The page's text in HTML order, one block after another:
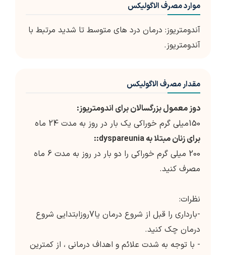
موارد مصرف الاگولیکس
آندومتريوز: درمان درد های متوسط ​​تا شديد مرتبط با
آندومتريوز.
مقدار مصرف الاگولیکس
دوز معمول بزرگسالان برای اندومتریوز:
150میلی گرم خوراکی یک بار در روز به مدت 24 ماه
برای زنان مبتلا به dyspareunia::
200 میلی گرم خوراکی را دو بار در روز به مدت 6 ماه
مصرف کنید.
نظرات:
-بارداری را قبل از شروع درمان یا7روزابتدایی شروع
درمان چک کنید.
- با توجه به شدت علائم و اهداف درمانی ، از کمترین